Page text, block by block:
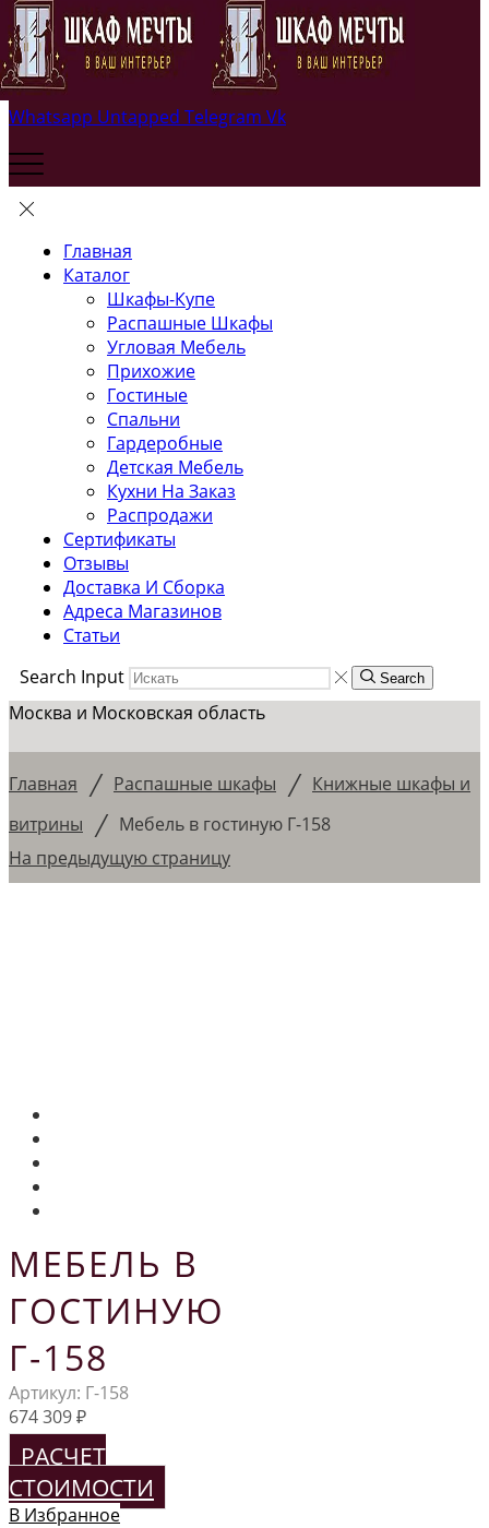
Whatsapp Untapped Telegram Vk
Главная
Каталог
Шкафы-Купе
Распашные Шкафы
Угловая Мебель
Прихожие
Гостиные
Спальни
Гардеробные
Детская Мебель
Кухни На Заказ
Распродажи
Сертификаты
Отзывы
Доставка И Сборка
Адреса Магазинов
Статьи
Search Input
Search
Москва и Московская область
Главная / Распашные шкафы / Книжные шкафы и
витрины / Мебель в гостиную Г-158
На предыдущую страницу
МЕБЕЛЬ В
ГОСТИНУЮ
Г-158
Артикул: Г-158
674 309₽
РАСЧЕТ
СТОИМОСТИ
В Избранное